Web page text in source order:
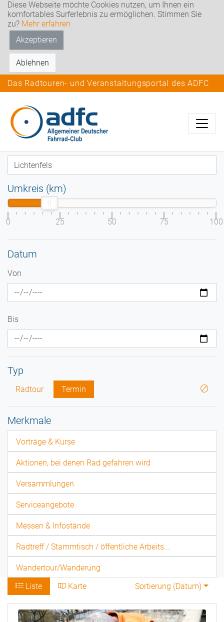
Diese Webseite möchte Cookies nutzen, um Ihnen ein
komfortables Surferlebnis zu ermöglichen. Stimmen Sie
zu? Mehr erfahren
Akzeptieren
Ablehnen
Das Radtouren- und Veranstaltungsportal des ADFC
Umkreis (km)
0 25 50 75 100
Datum
Von
Bis
Typ
Radtour Termin
Merkmale
Vorträge & Kurse
Aktionen, bei denen Rad gefahren wird
Versammlungen
Serviceangebote
Messen & Infostände
Radtreff / Stammtisch / öffentliche Arbeits...
Wandertour/Wanderung
Liste
Karte Sortierung (Datum)